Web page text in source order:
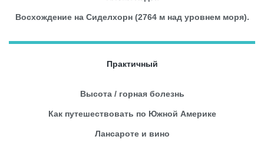
Восхождение на Сиделхорн (2764 м над уровнем моря).
Практичный
Высота / горная болезнь
Как путешествовать по Южной Америке
Лансароте и вино